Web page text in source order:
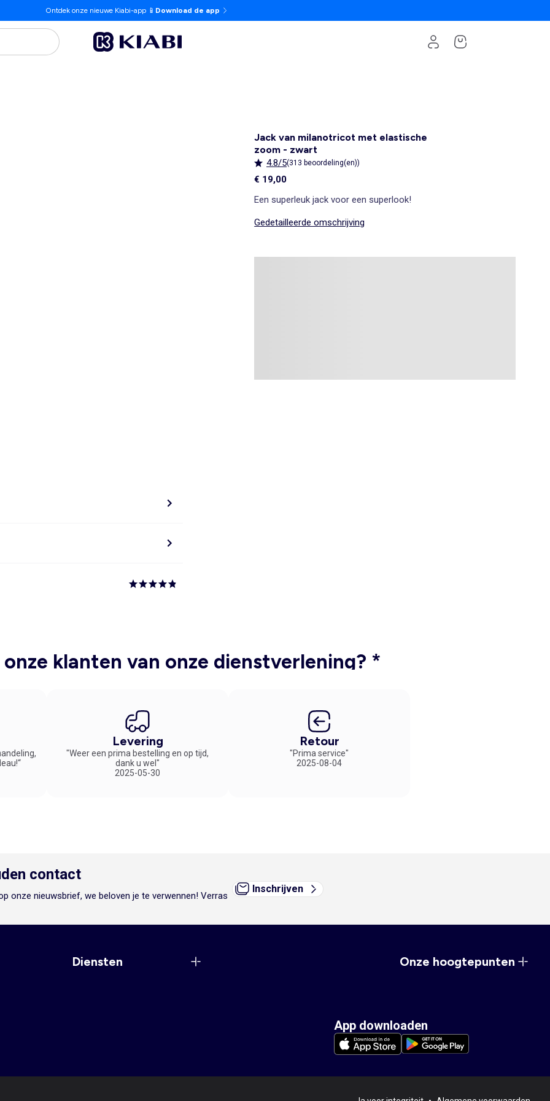
Ontdek onze nieuwe Kiabi-app 📱 Download de app
Jack van milanotricot met elastische
zoom - zwart
4.8/5(313 beoordeling(en))
€ 19,00
Een superleuk jack voor een superlook!
Gedetailleerde omschrijving
klanten van onze dienstverlening? *
Levering
"Weer een prima bestelling en op tijd,
dank u wel"
2025-05-30
Retour
"Prima service"
2025-08-04
contact
onze nieuwsbrief, we beloven je te verwennen! Verras
Inschrijven
Diensten Onze hoogtepunten
App downloaden